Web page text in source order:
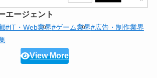
エージェント
#IT・Web業界#ゲーム業界#広告・制作業界
View More